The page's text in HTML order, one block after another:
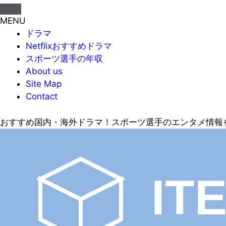
MENU
ドラマ
Netflixおすすめドラマ
スポーツ選手の年収
About us
Site Map
Contact
おすすめ国内・海外ドラマ！スポーツ選手のエンタメ情報